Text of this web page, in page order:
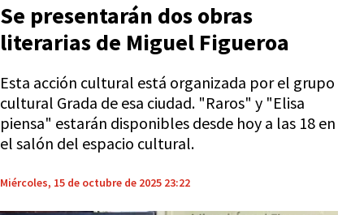
Se presentarán dos obras
literarias de Miguel Figueroa
Esta acción cultural está organizada por el grupo
cultural Grada de esa ciudad. "Raros" y "Elisa
piensa" estarán disponibles desde hoy a las 18 en
el salón del espacio cultural.
Miércoles, 15 de octubre de 2025 23:22